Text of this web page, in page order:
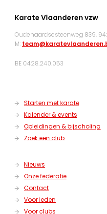
Karate Vlaanderen vzw
Oudenaardsesteenweg 839,
M:
BE 0428.240.053
Starten met karate
Kalender & events
Opleidingen & bijscholing
Zoek een club
Nieuws
Onze federatie
Contact
Voor leden
Voor clubs